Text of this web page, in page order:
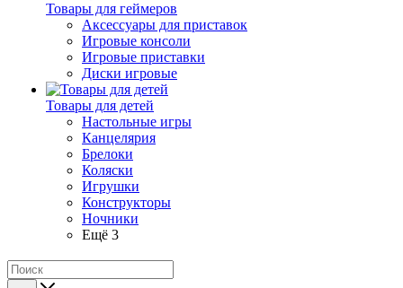
Товары для геймеров
Аксессуары для приставок
Игровые консоли
Игровые приставки
Диски игровые
Товары для детей
Настольные игры
Канцелярия
Брелоки
Коляски
Игрушки
Конструкторы
Ночники
Ещё 3